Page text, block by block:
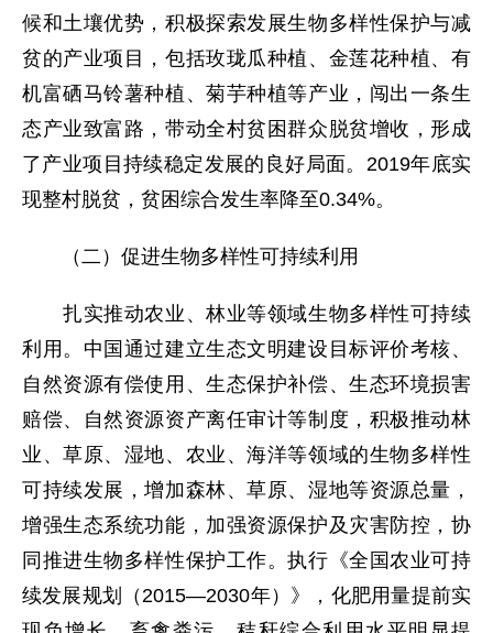
候和土壤优势，积极探索发展生物多样性保护与减
贫的产业项目，包括玫珑瓜种植、金莲花种植、有
机富硒马铃薯种植、菊芋种植等产业，闯出一条生
态产业致富路，带动全村贫困群众脱贫增收，形成
了产业项目持续稳定发展的良好局面。2019年底实
现整村脱贫，贫困综合发生率降至0.34%。
（二）促进生物多样性可持续利用
扎实推动农业、林业等领域生物多样性可持续
利用。中国通过建立生态文明建设目标评价考核、
自然资源有偿使用、生态保护补偿、生态环境损害
赔偿、自然资源资产离任审计等制度，积极推动林
业、草原、湿地、农业、海洋等领域的生物多样性
可持续发展，增加森林、草原、湿地等资源总量，
增强生态系统功能，加强资源保护及灾害防控，协
同推进生物多样性保护工作。执行《全国农业可持
续发展规划（2015—2030年）》，化肥用量提前实